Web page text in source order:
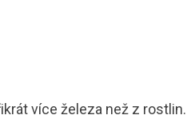
více železa než z rostlin.